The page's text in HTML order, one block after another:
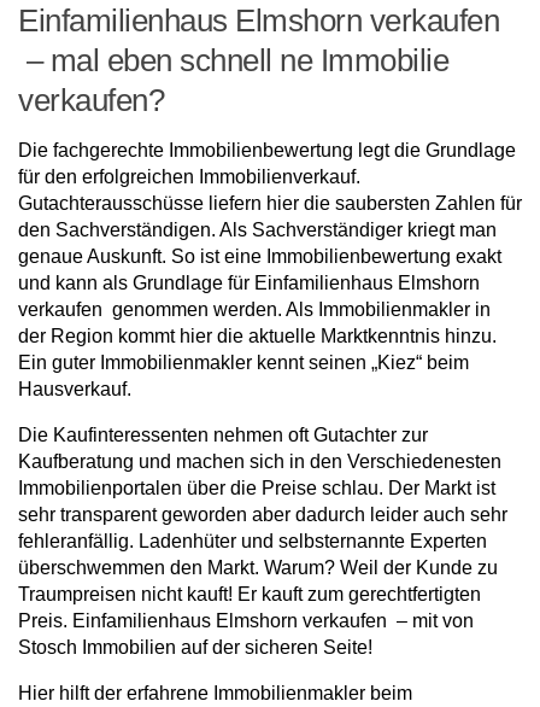
Einfamilienhaus Elmshorn verkaufen
– mal eben schnell ne Immobilie
verkaufen?
Die fachgerechte Immobilienbewertung legt die Grundlage
für den erfolgreichen Immobilienverkauf.
Gutachterausschüsse liefern hier die saubersten Zahlen für
den Sachverständigen. Als Sachverständiger kriegt man
genaue Auskunft. So ist eine Immobilienbewertung exakt
und kann als Grundlage für Einfamilienhaus Elmshorn
verkaufen genommen werden. Als Immobilienmakler in
der Region kommt hier die aktuelle Marktkenntnis hinzu.
Ein guter Immobilienmakler kennt seinen „Kiez“ beim
Hausverkauf.
Die Kaufinteressenten nehmen oft Gutachter zur
Kaufberatung und machen sich in den Verschiedenesten
Immobilienportalen über die Preise schlau. Der Markt ist
sehr transparent geworden aber dadurch leider auch sehr
fehleranfällig. Ladenhüter und selbsternannte Experten
überschwemmen den Markt. Warum? Weil der Kunde zu
Traumpreisen nicht kauft! Er kauft zum gerechtfertigten
Preis. Einfamilienhaus Elmshorn verkaufen – mit von
Stosch Immobilien auf der sicheren Seite!
Hier hilft der erfahrene Immobilienmakler beim